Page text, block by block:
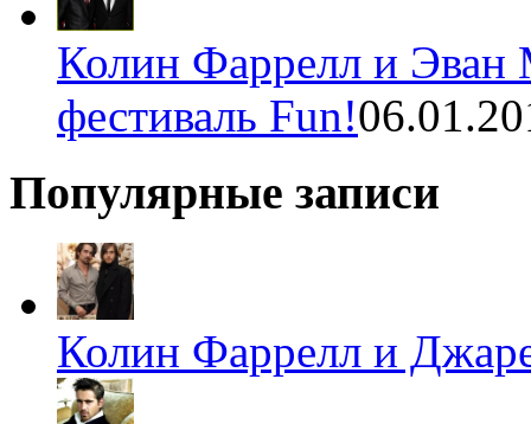
Колин Фаррелл и Эван
фестиваль Fun!
Популярные записи
Колин Фаррелл и